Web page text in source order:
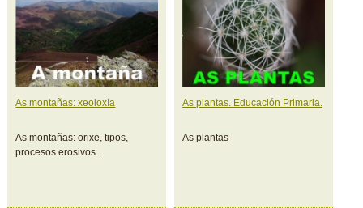
As montañas: xeoloxía
As montañas: orixe, tipos,
procesos erosivos...
As plantas. Educación Primaria.
As plantas